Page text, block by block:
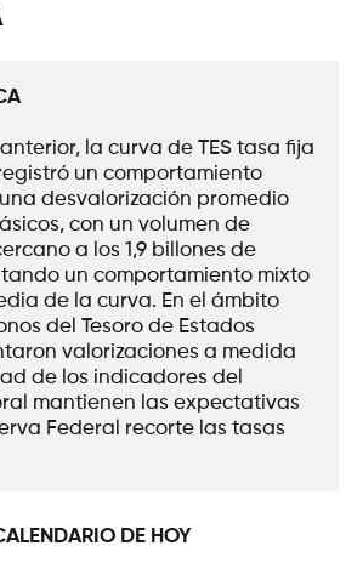
la curva de TES tasa fija
un comportamiento
desvalorización promedio
con un volumen de
a los 1,9 billones de
un comportamiento mixto
de la curva. En el ámbito
del Tesoro de Estados
valorizaciones a medida
de los indicadores del
mantienen las expectativas
Federal recorte las tasas
DE HOY